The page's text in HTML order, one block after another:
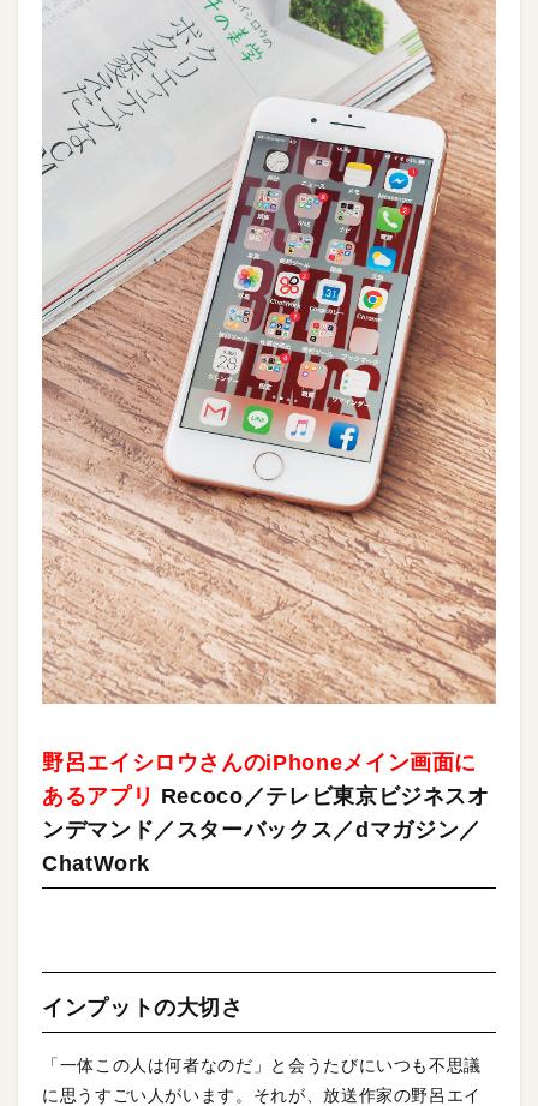
野呂エイシロウさんのiPhoneメイン画面に
あるアプリ Recoco／テレビ東京ビジネスオ
ンデマンド／スターバックス／dマガジン／
ChatWork
インプットの大切さ
「一体この人は何者なのだ」と会うたびにいつも不思議
に思うすごい人がいます。それが、放送作家の野呂エイ